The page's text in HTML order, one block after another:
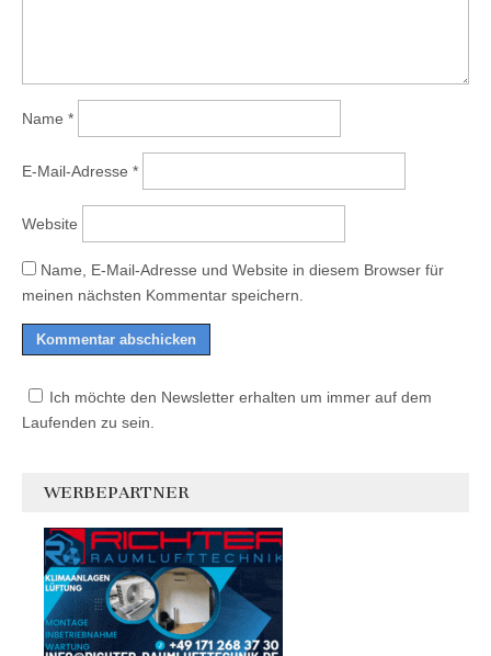
Name *
E-Mail-Adresse *
Website
Name, E-Mail-Adresse und Website in diesem Browser für
meinen nächsten Kommentar speichern.
Ich möchte den Newsletter erhalten um immer auf dem
Laufenden zu sein.
WERBEPARTNER